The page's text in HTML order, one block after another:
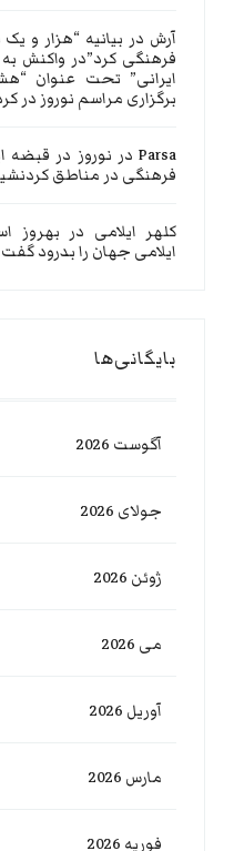
آرش در بیانیه “هزار و
ایرانی” تحت عنوان
برگزاری مراسم نوروز در
Parsa در نوروز در قبضه
فرهنگی در مناطق
کلهر ایلامی در بهروز
ایلامی جهان را بدرود گفت
بایگانی‌ها
آگوست 2026
جولای 2026
ژوئن 2026
می 2026
آوریل 2026
مارس 2026
فوریه 2026